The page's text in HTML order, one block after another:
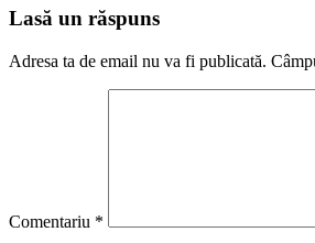
Lasă un răspuns
Adresa ta de email nu va fi publicată.
Comentariu *